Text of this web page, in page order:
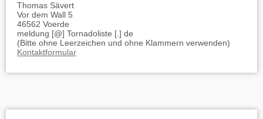
Thomas Sävert
Vor dem Wall 5
46562 Voerde
meldung [@] Tornadoliste [.] de
(Bitte ohne Leerzeichen und ohne Klammern verwenden)
Kontaktformular